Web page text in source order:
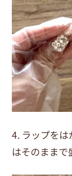
4. ラップを
はそのままで